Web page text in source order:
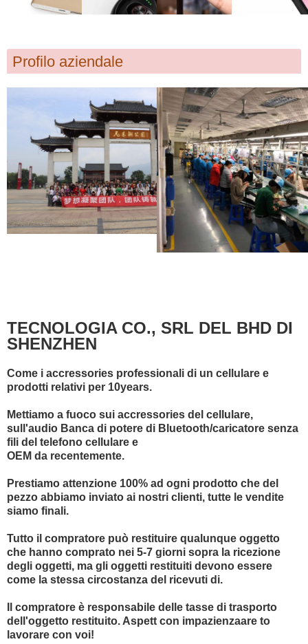
Profilo aziendale
TECNOLOGIA CO., SRL DEL BHD DI
SHENZHEN
Come i accressories professionali di un cellulare e
prodotti relativi per 10years.
Mettiamo a fuoco sui accressories del cellulare,
sull'audio Banca di potere di Bluetooth/caricatore senza
fili del telefono cellulare e
OEM da recentemente.
Prestiamo attenzione 100% ad ogni prodotto che del
pezzo abbiamo inviato ai nostri clienti, tutte le vendite
siamo finali.
Tutto il compratore può restituire qualunque oggetto
che hanno comprato nei 5-7 giorni sopra la ricezione
degli oggetti, ma gli oggetti restituiti devono essere
come la stessa circostanza del ricevuti di.
Il compratore è responsabile delle tasse di trasporto
dell'oggetto restituito. Aspett con impazienzaare to
lavorare con voi!